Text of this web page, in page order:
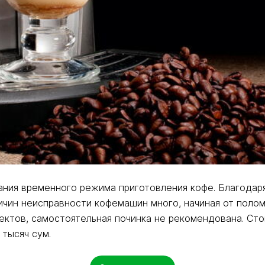
временного режима приготовления кофе.
неисправности кофемашин много, начиная от
самостоятельная починка не рекомендована.
сум.